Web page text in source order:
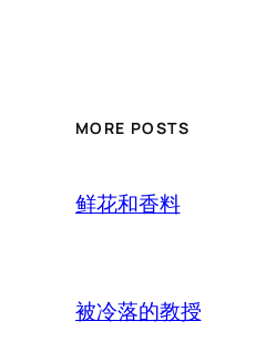
MORE POSTS
鲜花和香料
被冷落的教授